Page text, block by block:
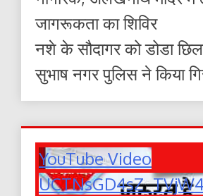
जागरूकता का शिविर
नशे के सौदागर को डोडा
सुभाष नगर पुलिस ने किया
YouTube Video